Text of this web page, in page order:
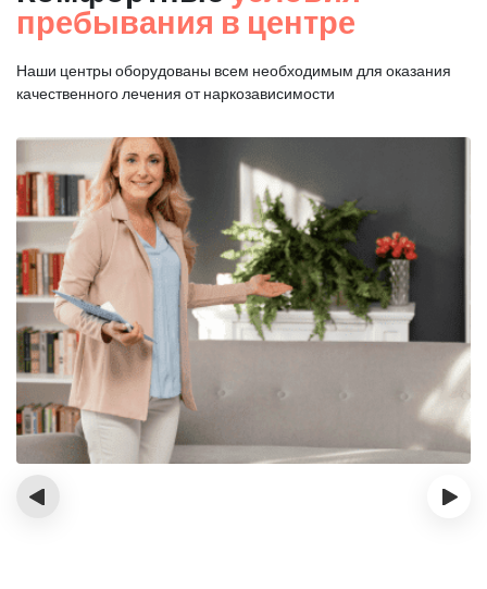
пребывания в центре
Наши центры оборудованы всем необходимым для оказания
качественного лечения от наркозависимости
‹ ›